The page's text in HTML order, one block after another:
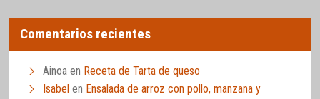
Comentarios recientes
Ainoa en Receta de Tarta de queso
Isabel en Ensalada de arroz con pollo, manzana y